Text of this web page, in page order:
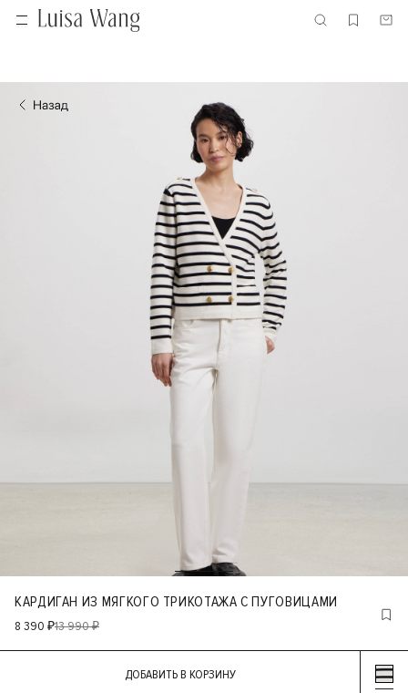
КАРДИГАН ИЗ МЯГКОГО ТРИКОТАЖА С ПУГОВИЦАМИ
8 390 ₽13 990 ₽
ДОБАВИТЬ В КОРЗИНУ